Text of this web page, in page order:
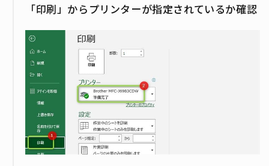
「印刷」からプリンターが指定されているか確認